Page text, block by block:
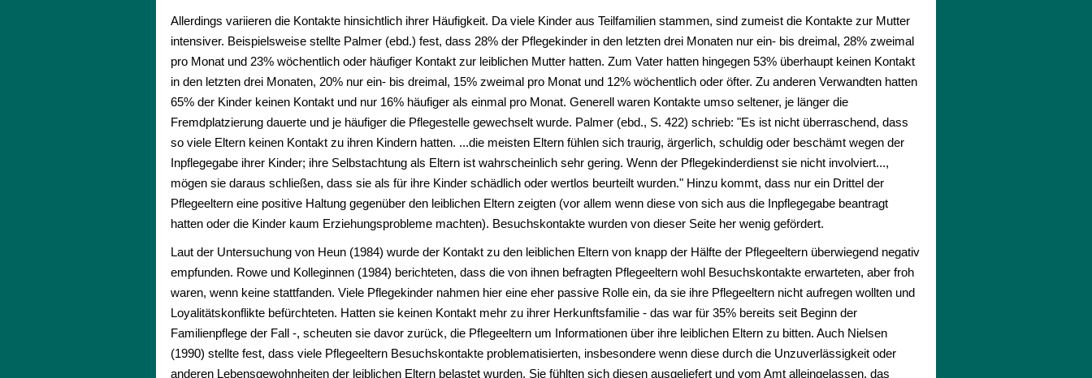
Allerdings variieren die Kontakte hinsichtlich ihrer Häufigkeit. Da viele Kinder aus Teilfamilien stammen, sind zumeist die Kontakte zur Mutter
intensiver. Beispielsweise stellte Palmer (ebd.) fest, dass 28% der Pflegekinder in den letzten drei Monaten nur ein- bis dreimal, 28% zweimal
pro Monat und 23% wöchentlich oder häufiger Kontakt zur leiblichen Mutter hatten. Zum Vater hatten hingegen 53% überhaupt keinen Kontakt
in den letzten drei Monaten, 20% nur ein- bis dreimal, 15% zweimal pro Monat und 12% wöchentlich oder öfter. Zu anderen Verwandten hatten
65% der Kinder keinen Kontakt und nur 16% häufiger als einmal pro Monat. Generell waren Kontakte umso seltener, je länger die
Fremdplatzierung dauerte und je häufiger die Pflegestelle gewechselt wurde. Palmer (ebd., S. 422) schrieb: "Es ist nicht überraschend, dass
so viele Eltern keinen Kontakt zu ihren Kindern hatten. ...die meisten Eltern fühlen sich traurig, ärgerlich, schuldig oder beschämt wegen der
Inpflegegabe ihrer Kinder; ihre Selbstachtung als Eltern ist wahrscheinlich sehr gering. Wenn der Pflegekinderdienst sie nicht involviert...,
mögen sie daraus schließen, dass sie als für ihre Kinder schädlich oder wertlos beurteilt wurden." Hinzu kommt, dass nur ein Drittel der
Pflegeeltern eine positive Haltung gegenüber den leiblichen Eltern zeigten (vor allem wenn diese von sich aus die Inpflegegabe beantragt
hatten oder die Kinder kaum Erziehungsprobleme machten). Besuchskontakte wurden von dieser Seite her wenig gefördert.
Laut der Untersuchung von Heun (1984) wurde der Kontakt zu den leiblichen Eltern von knapp der Hälfte der Pflegeeltern überwiegend negativ
empfunden. Rowe und Kolleginnen (1984) berichteten, dass die von ihnen befragten Pflegeeltern wohl Besuchskontakte erwarteten, aber froh
waren, wenn keine stattfanden. Viele Pflegekinder nahmen hier eine eher passive Rolle ein, da sie ihre Pflegeeltern nicht aufregen wollten und
Loyalitätskonflikte befürchteten. Hatten sie keinen Kontakt mehr zu ihrer Herkunftsfamilie - das war für 35% bereits seit Beginn der
Familienpflege der Fall -, scheuten sie davor zurück, die Pflegeeltern um Informationen über ihre leiblichen Eltern zu bitten. Auch Nielsen
(1990) stellte fest, dass viele Pflegeeltern Besuchskontakte problematisierten, insbesondere wenn diese durch die Unzuverlässigkeit oder
anderen Lebensgewohnheiten der leiblichen Eltern belastet wurden. Sie fühlten sich diesen ausgeliefert und vom Amt alleingelassen, das